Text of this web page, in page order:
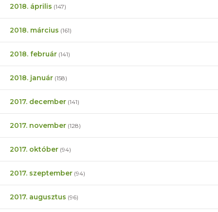
2018. április (147)
2018. március (161)
2018. február (141)
2018. január (158)
2017. december (141)
2017. november (128)
2017. október (94)
2017. szeptember (94)
2017. augusztus (96)